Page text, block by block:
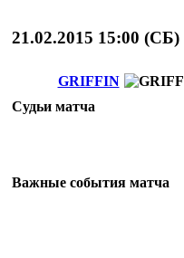
21.02.2015 15:00 (СБ)
GRIFFIN
Судьи матча
Важные события матча